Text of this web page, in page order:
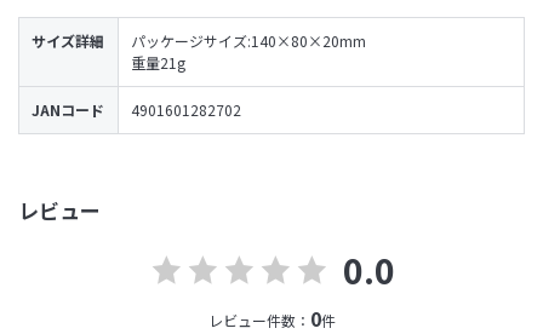
レビュー
0.0
レビュー件数： 0件
サイズ詳細
パッケージサイズ:140×80×20mm
重量21g
JANコード 4901601282702